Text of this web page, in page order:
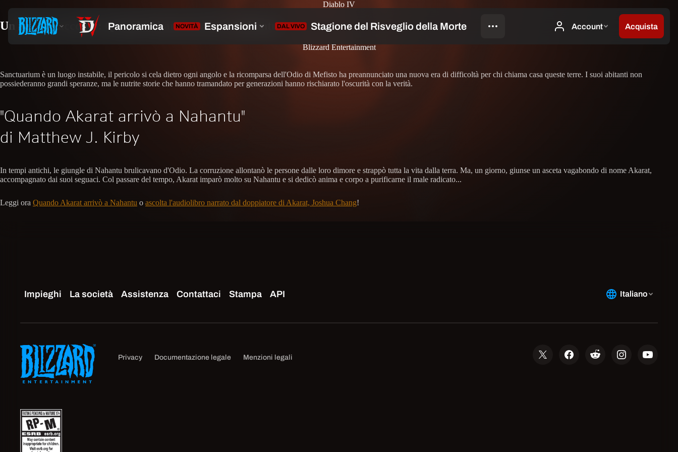
Diablo IV
Un nuovo racconto: Quando Akarat arrivò a Nahantu
Blizzard Entertainment
Sanctuarium è un luogo instabile, il pericolo si cela dietro ogni angolo e la ricomparsa dell'Odio di Mefisto ha preannunciato una nuova era di difficoltà per chi chiama casa queste terre. I suoi abitanti non
possiederanno grandi speranze, ma le nutrite storie che hanno tramandato per generazioni hanno rischiarato l'oscurità con la verità.
"Quando Akarat arrivò a Nahantu"
di Matthew J. Kirby
In tempi antichi, le giungle di Nahantu brulicavano d'Odio. La corruzione allontanò le persone dalle loro dimore e strappò tutta la vita dalla terra. Ma, un giorno, giunse un asceta vagabondo di nome Akarat,
accompagnato dai suoi seguaci. Col passare del tempo, Akarat imparò molto su Nahantu e si dedicò anima e corpo a purificarne il male radicato...
Leggi ora Quando Akarat arrivò a Nahantu o ascolta l'audiolibro narrato dal doppiatore di Akarat, Joshua Chang!